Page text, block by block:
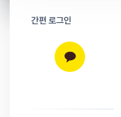
간편 로그인